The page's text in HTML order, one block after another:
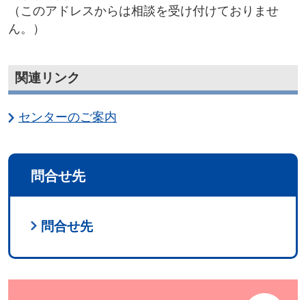
（このアドレスからは相談を受け付けておりませ
ん。）
関連リンク
センターのご案内
問合せ先
問合せ先